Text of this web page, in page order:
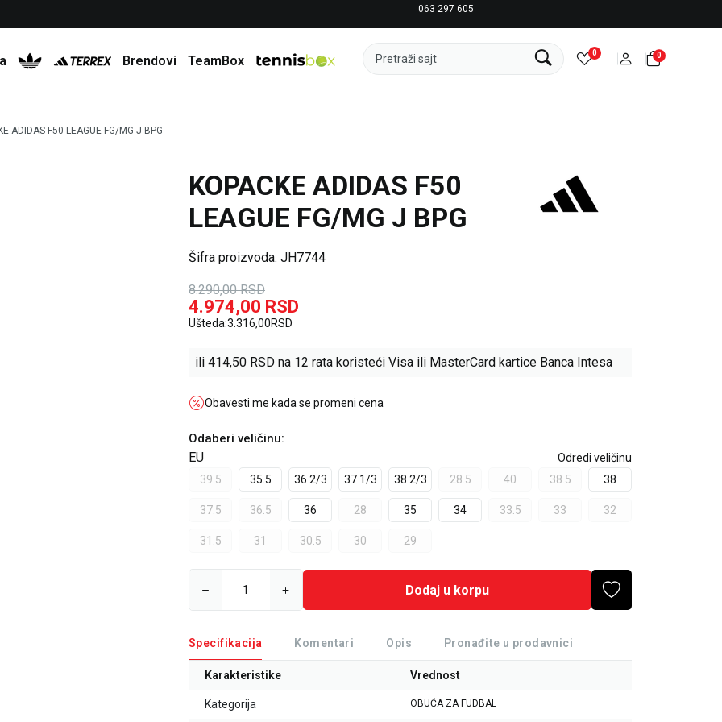
063 297 605
Brendovi TeamBox Pretraži sajt 0 0
ADIDAS F50 LEAGUE FG/MG J BPG
KOPACKE ADIDAS F50
LEAGUE FG/MG J BPG
Šifra proizvoda: JH7744
8.290,00 RSD
4.974,00 RSD
Ušteda:3.316,00RSD
ili 414,50 RSD na 12 rata koristeći Visa ili MasterCard kartice Banca Intesa
Obavesti me kada se promeni cena
Odaberi veličinu:
EU
Odredi veličinu
39.5
35.5 36 2/3 37 1/3 38 2/3 28.5 40 38.5 38
37.5 36.5 36 28 35 34 33.5 33 32
31.5 31 30.5 30 29
Dodaj u korpu
Specifikacija Komentari Opis Pronađite u prodavnici
Karakteristike Vrednost
Kategorija OBUĆA ZA FUDBAL